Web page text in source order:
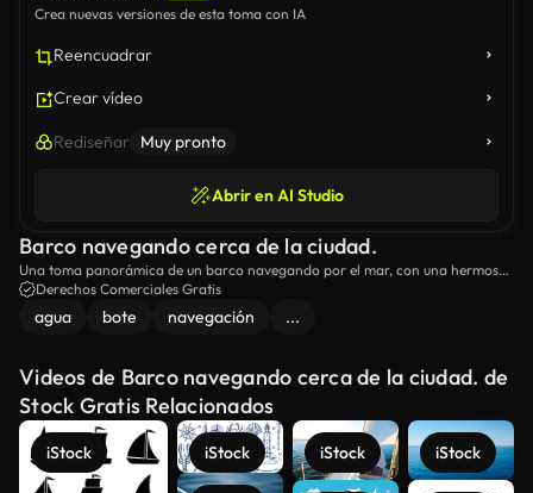
Crea nuevas versiones de esta toma con IA
Reencuadrar
Crear vídeo
Rediseñar Muy pronto
Abrir en AI Studio
Barco navegando cerca de la ciudad.
Una toma panorámica de un barco navegando por el mar, con una hermosa
ciudad de fondo.
Derechos Comerciales Gratis
agua bote navegación ...
Videos de Barco navegando cerca de la ciudad. de
Stock Gratis Relacionados
iStock iStock iStock iStock